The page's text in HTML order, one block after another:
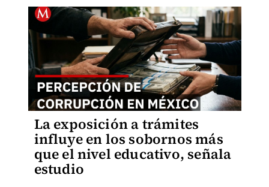
La exposición a trámites
influye en los sobornos más
que el nivel educativo, señala
estudio